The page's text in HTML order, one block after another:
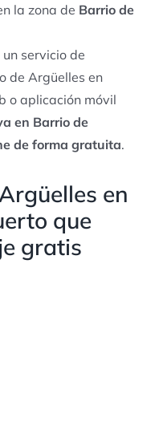
la zona de Barrio de
servicio de
de Argüelles en
o aplicación móvil
en Barrio de
de forma gratuita.
en
que
gratis